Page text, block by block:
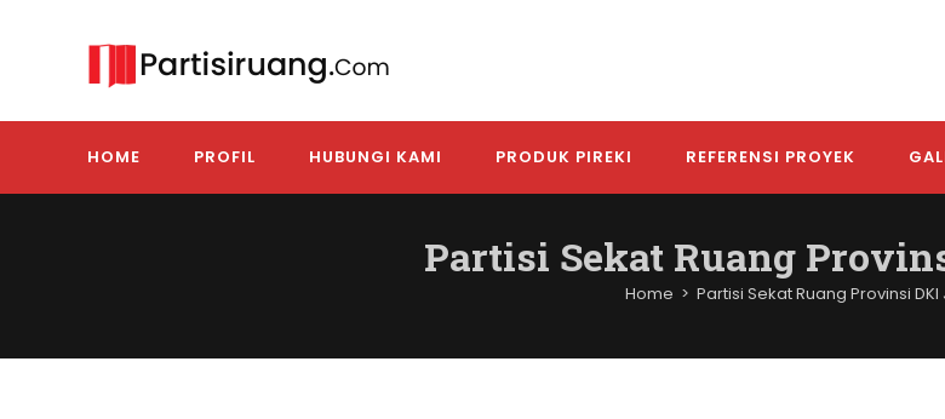
HOME PROFIL HUBUNGI KAMI PRODUK PIREKI REFERENSI PROYEK
Partisi Sekat Ruang
Home > Partisi Sekat Ruang Provinsi